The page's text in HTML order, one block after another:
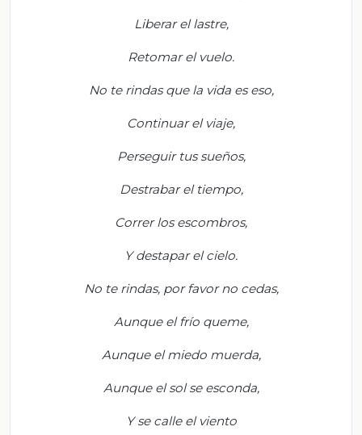
Liberar el lastre,
Retomar el vuelo.
No te rindas que la vida es eso,
Continuar el viaje,
Perseguir tus sueños,
Destrabar el tiempo,
Correr los escombros,
Y destapar el cielo.
No te rindas, por favor no cedas,
Aunque el frío queme,
Aunque el miedo muerda,
Aunque el sol se esconda,
Y se calle el viento